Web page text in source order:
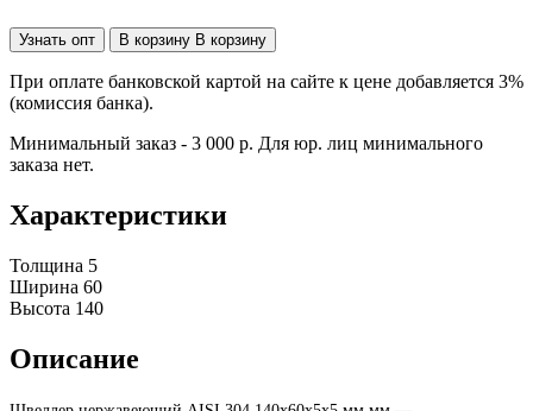
Узнать опт В корзину В корзину
При оплате банковской картой на сайте к цене добавляется 3%
(комиссия банка).
Минимальный заказ - 3 000 р. Для юр. лиц минимального
заказа нет.
Характеристики
Толщина 5
Ширина 60
Высота 140
Описание